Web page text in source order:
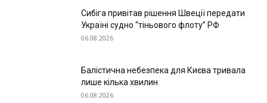
Сибіга привітав рішення Швеції передати
Україні судно “тіньового флоту” РФ
06.08.2026
Балістична небезпека для Києва тривала
лише кілька хвилин
06.08.2026